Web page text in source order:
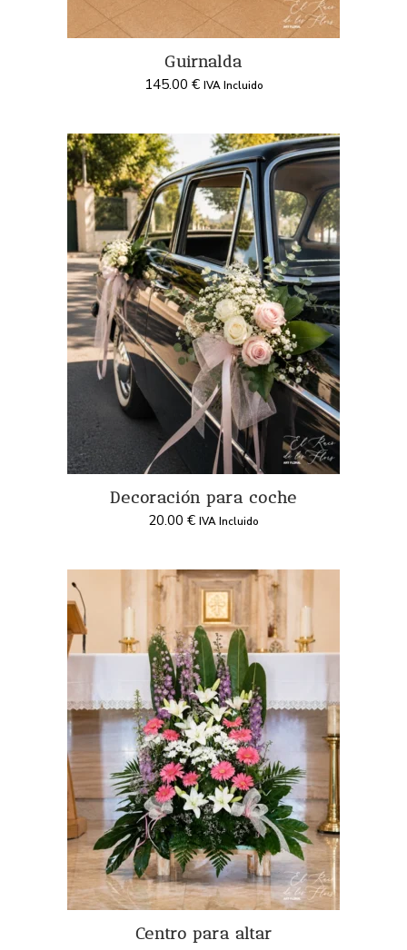
Guirnalda
145.00 € IVA Incluido
Decoración para coche
20.00 € IVA Incluido
Centro para altar